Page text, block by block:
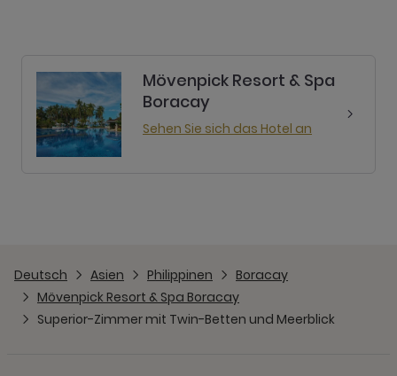
Mövenpick Resort & Spa
Boracay
Sehen Sie sich das Hotel an
Deutsch Asien Philippinen
Boracay
Mövenpick Resort & Spa Boracay
Superior-Zimmer mit Twin-Betten und Meerblick